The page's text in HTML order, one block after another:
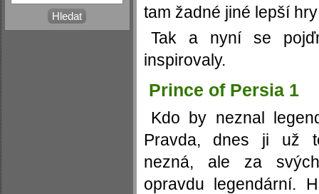
tam žadné jiné lepší
Tak a nyní se
inspirovaly.
Prince of Persia 1
Kdo by neznal
Pravda, dnes ji už
nezná, ale za
opravdu legendární.